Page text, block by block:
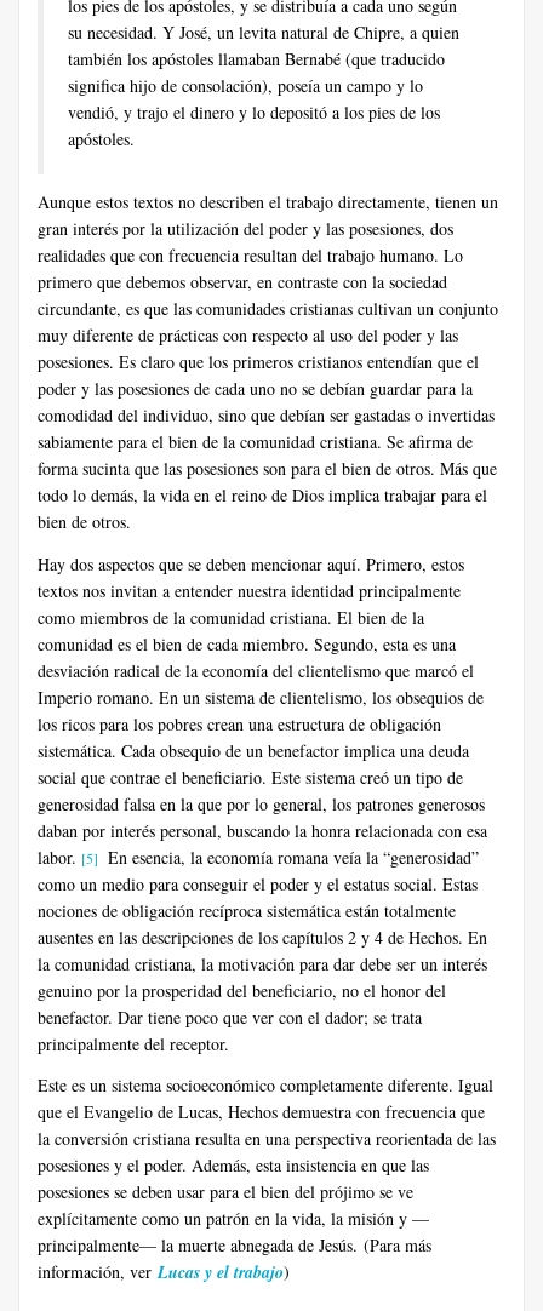
los pies de los apóstoles, y se distribuía a cada uno según
su necesidad. Y José, un levita natural de Chipre, a quien
también los apóstoles llamaban Bernabé (que traducido
significa hijo de consolación), poseía un campo y lo
vendió, y trajo el dinero y lo depositó a los pies de los
apóstoles.
Aunque estos textos no describen el trabajo directamente, tienen un
gran interés por la utilización del poder y las posesiones, dos
realidades que con frecuencia resultan del trabajo humano. Lo
primero que debemos observar, en contraste con la sociedad
circundante, es que las comunidades cristianas cultivan un conjunto
muy diferente de prácticas con respecto al uso del poder y las
posesiones. Es claro que los primeros cristianos entendían que el
poder y las posesiones de cada uno no se debían guardar para la
comodidad del individuo, sino que debían ser gastadas o invertidas
sabiamente para el bien de la comunidad cristiana. Se afirma de
forma sucinta que las posesiones son para el bien de otros. Más que
todo lo demás, la vida en el reino de Dios implica trabajar para el
bien de otros.
Hay dos aspectos que se deben mencionar aquí. Primero, estos
textos nos invitan a entender nuestra identidad principalmente
como miembros de la comunidad cristiana. El bien de la
comunidad es el bien de cada miembro. Segundo, esta es una
desviación radical de la economía del clientelismo que marcó el
Imperio romano. En un sistema de clientelismo, los obsequios de
los ricos para los pobres crean una estructura de obligación
sistemática. Cada obsequio de un benefactor implica una deuda
social que contrae el beneficiario. Este sistema creó un tipo de
generosidad falsa en la que por lo general, los patrones generosos
daban por interés personal, buscando la honra relacionada con esa
labor. [5] En esencia, la economía romana veía la “generosidad”
como un medio para conseguir el poder y el estatus social. Estas
nociones de obligación recíproca sistemática están totalmente
ausentes en las descripciones de los capítulos 2 y 4 de Hechos. En
la comunidad cristiana, la motivación para dar debe ser un interés
genuino por la prosperidad del beneficiario, no el honor del
benefactor. Dar tiene poco que ver con el dador; se trata
principalmente del receptor.
Este es un sistema socioeconómico completamente diferente. Igual
que el Evangelio de Lucas, Hechos demuestra con frecuencia que
la conversión cristiana resulta en una perspectiva reorientada de las
posesiones y el poder. Además, esta insistencia en que las
posesiones se deben usar para el bien del prójimo se ve
explícitamente como un patrón en la vida, la misión y —
principalmente— la muerte abnegada de Jesús. (Para más
información, verLucas y el trabajo)